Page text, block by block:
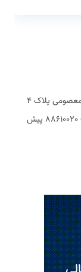
پلاک 4
تلفن تماس: 88610021- 88610023 - 88610019 - 88610020 پیش